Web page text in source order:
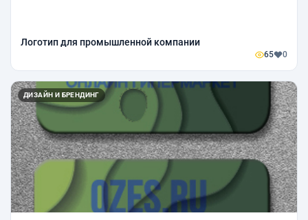
Логотип для промышленной компании
65 0
ДИЗАЙН И БРЕНДИНГ